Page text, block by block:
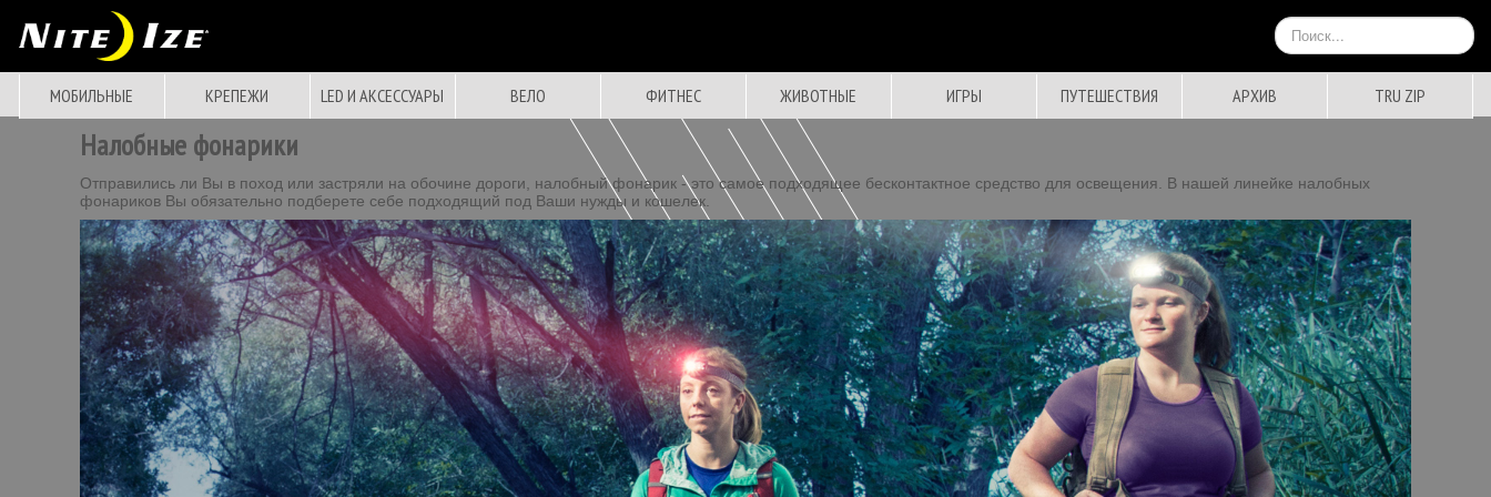
Искать...
МОБИЛЬНЫЕ КРЕПЕЖИ LED И АКСЕССУАРЫ ВЕЛО ФИТНЕС ЖИВОТНЫЕ ИГРЫ ПУТЕШЕСТВИЯ АРХИВ TRU ZIP
Налобные фонарики
Отправились ли Вы в поход или застряли на обочине дороги, налобный фонарик - это самое подходящее бесконтактное средство для освещения. В нашей линейке налобных
фонариков Вы обязательно подберете себе подходящий под Ваши нужды и кошелек.